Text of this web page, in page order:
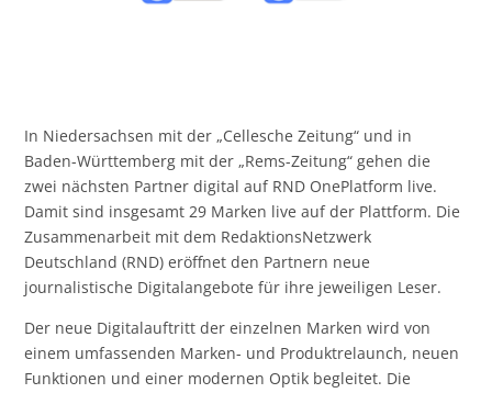
In Niedersachsen mit der „Cellesche Zeitung“ und in
Baden-Württemberg mit der „Rems-Zeitung“ gehen die
zwei nächsten Partner digital auf RND OnePlatform live.
Damit sind insgesamt 29 Marken live auf der Plattform. Die
Zusammenarbeit mit dem RedaktionsNetzwerk
Deutschland (RND) eröffnet den Partnern neue
journalistische Digitalangebote für ihre jeweiligen Leser.
Der neue Digitalauftritt der einzelnen Marken wird von
einem umfassenden Marken- und Produktrelaunch, neuen
Funktionen und einer modernen Optik begleitet. Die